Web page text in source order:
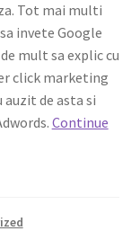
Tot mai multi
invete Google
mult sa explic cu
click marketing
de asta si
Continue